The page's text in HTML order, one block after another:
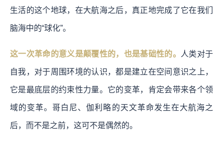
生活的这个地球，在大航海之后，真正地完成了它在我们
脑海中的“球化”。
这一次革命的意义是颠覆性的，也是基础性的。 人类对于
自我，对于周围环境的认识，都是建立在空间意识之上，
它是最底层的约束性力量。它的变革，肯定会带来各个领
域的变革。哥白尼、伽利略的天文革命发生在大航海之
后，而不是之前，这可不是偶然的。